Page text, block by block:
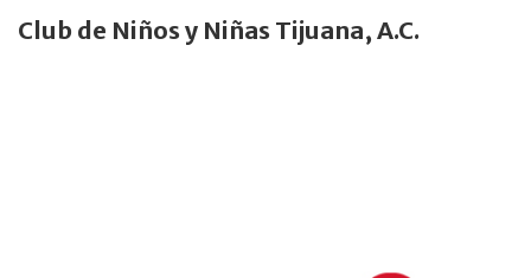
Club de Niños y Niñas Tijuana, A.C.